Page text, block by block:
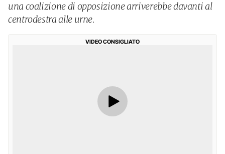
una coalizione di opposizione arriverebbe davanti al
centrodestra alle urne.
VIDEO CONSIGLIATO